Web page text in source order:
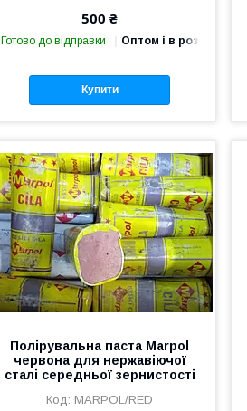
500 ₴
Готово до відправки Оптом і в роздріб
Купити
Полірувальна паста Marpol
червона для нержавіючої
сталі середньої зернистості
MARPOL/RED